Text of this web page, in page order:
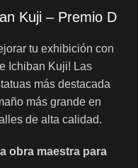
Kuji – Premio D
tu exhibición con
Ichiban Kuji! Las
más destacada
más grande en
de alta calidad.
obra maestra para